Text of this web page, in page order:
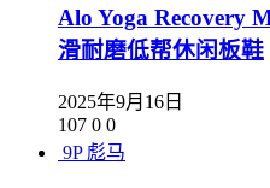
Alo Yoga Recovery
滑耐磨低帮休闲板鞋
2025年9月16日
107 0 0
9P 彪马